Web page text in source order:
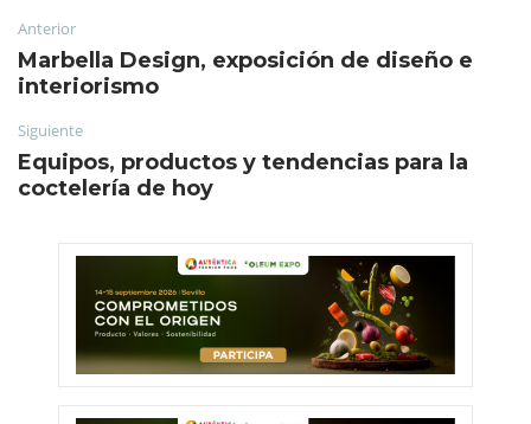
Anterior
Marbella Design, exposición de diseño e
interiorismo
Siguiente
Equipos, productos y tendencias para la
coctelería de hoy